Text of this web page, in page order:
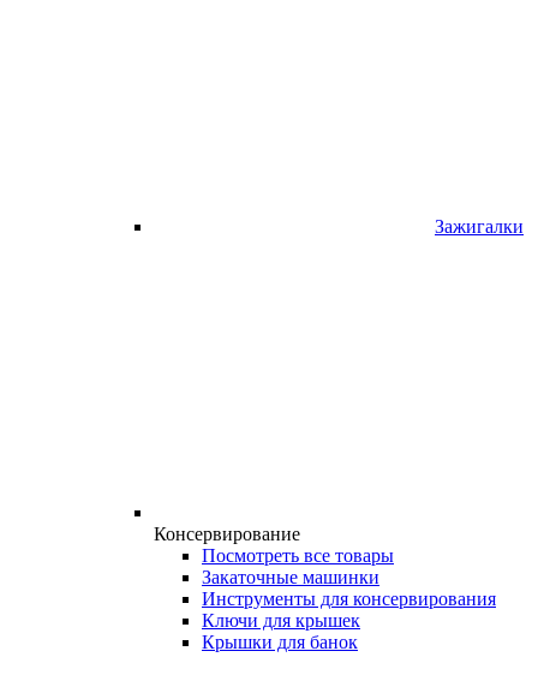
Зажигалки
Консервирование
Посмотреть все товары
Закаточные машинки
Инструменты для консервирования
Ключи для крышек
Крышки для банок